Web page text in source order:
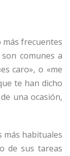
más frecuentes
comunes a
caro», o «me
te han dicho
una ocasión,
más habituales
de sus tareas